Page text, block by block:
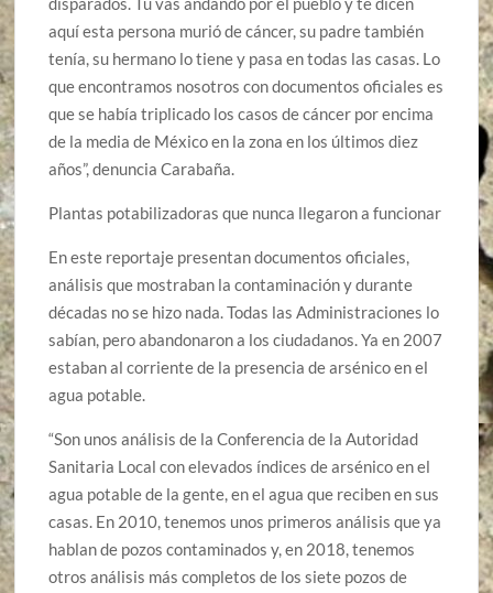
aquí esta persona murió de cáncer, su padre también
tenía, su hermano lo tiene y pasa en todas las casas. Lo
que encontramos nosotros con documentos oficiales es
que se había triplicado los casos de cáncer por encima
de la media de México en la zona en los últimos diez
años”, denuncia Carabaña.
Plantas potabilizadoras que nunca llegaron a funcionar
En este reportaje presentan documentos oficiales,
análisis que mostraban la contaminación y durante
décadas no se hizo nada. Todas las Administraciones lo
sabían, pero abandonaron a los ciudadanos. Ya en 2007
estaban al corriente de la presencia de arsénico en el
agua potable.
“Son unos análisis de la Conferencia de la Autoridad
Sanitaria Local con elevados índices de arsénico en el
agua potable de la gente, en el agua que reciben en sus
casas. En 2010, tenemos unos primeros análisis que ya
hablan de pozos contaminados y, en 2018, tenemos
otros análisis más completos de los siete pozos de